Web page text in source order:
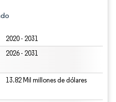
2020 - 2031
2026 - 2031
13.82 Mil millones de dólares